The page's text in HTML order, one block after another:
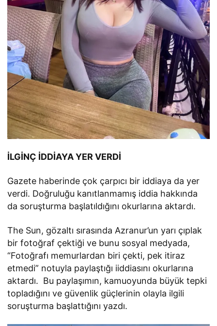
İLGİNÇ İDDİAYA YER VERDİ
Gazete haberinde çok çarpıcı bir iddiaya da yer
verdi. Doğruluğu kanıtlanmamış iddia hakkında
da soruşturma başlatıldığını okurlarına aktardı.
The Sun, gözaltı sırasında Azranur’un yarı çıplak
bir fotoğraf çektiği ve bunu sosyal medyada,
“Fotoğrafı memurlardan biri çekti, pek itiraz
etmedi” notuyla paylaştığı iiddiasını okurlarına
aktardı. Bu paylaşımın, kamuoyunda büyük tepki
topladığını ve güvenlik güçlerinin olayla ilgili
soruşturma başlattığını yazdı.